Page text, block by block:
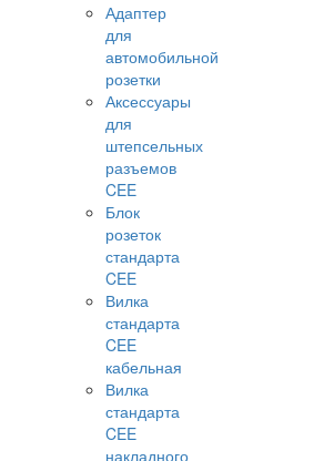
Адаптер
для
автомобильной
розетки
Аксессуары
для
штепсельных
разъемов
CEE
Блок
розеток
стандарта
CEE
Вилка
стандарта
CEE
кабельная
Вилка
стандарта
CEE
накладного